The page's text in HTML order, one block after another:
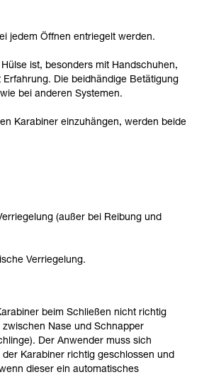
jedem Öffnen entriegelt werden.
ist, besonders mit Handschuhen,
Die beidhändige Betätigung
bei anderen Systemen.
Karabiner einzuhängen, werden beide
(außer bei Reibung und
Verriegelung.
beim Schließen nicht richtig
Nase und Schnapper
Der Anwender muss sich
Karabiner richtig geschlossen und
dieser ein automatisches